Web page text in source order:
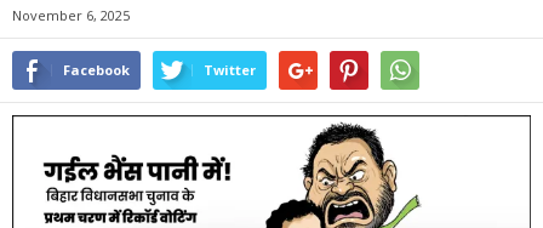
November 6, 2025
Facebook Twitter